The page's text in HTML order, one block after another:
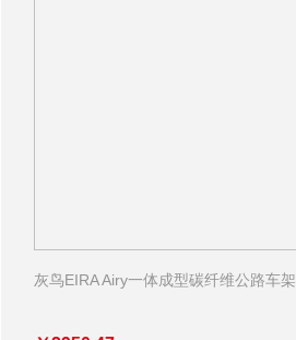
灰鸟EIRA Airy一体成型碳纤维公路车架